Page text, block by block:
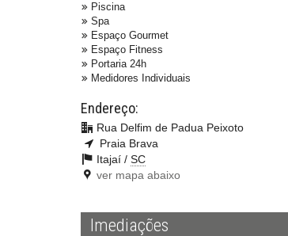
Piscina
Spa
Espaço Gourmet
Espaço Fitness
Portaria 24h
Medidores Individuais
Endereço:
Rua Delfim de Padua Peixoto
Praia Brava
Itajaí / SC
ver mapa abaixo
Imediações